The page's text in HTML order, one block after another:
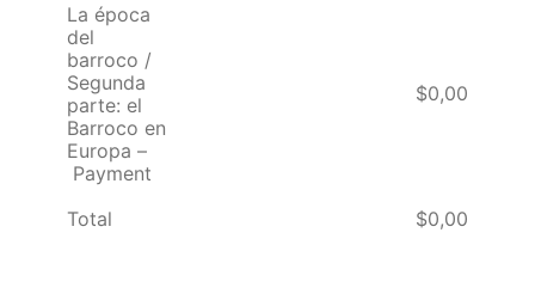
La época
del
barroco /
Segunda
parte: el
Barroco en
Europa –
Payment
$0,00
Total $0,00